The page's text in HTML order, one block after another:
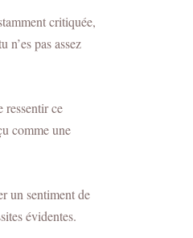
critiquée,
n’es pas assez
ressentir ce
comme une
un sentiment de
évidentes.